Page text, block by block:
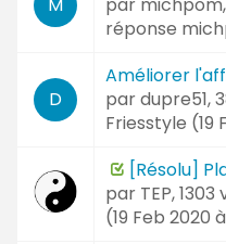
réponse
D
Améliorer
pardupre51,
Friesstyle (19
[Résolu]
par TEP,
(19 Feb 2020